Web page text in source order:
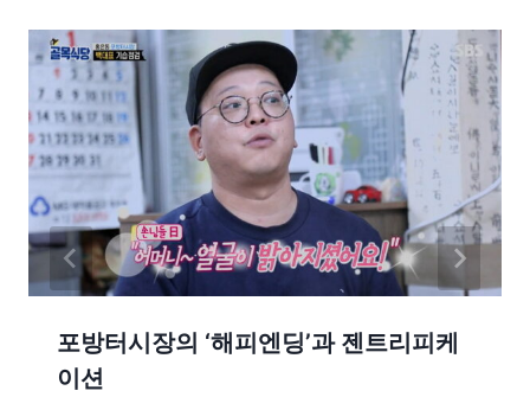
포방터시장의 ‘해피엔딩’과 젠트리피케
이션